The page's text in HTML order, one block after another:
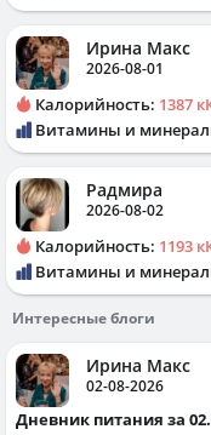
Ирина Макс
2026-08-01
Калорийность: 1387
Витамины и
Радмира
2026-08-02
Калорийность: 1193
Витамины и
Интересные блоги
Ирина Макс
02-08-2026
Дневник питания за